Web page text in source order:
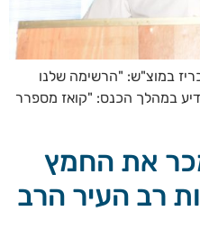
במוצ"ש: "הרשימה שלנו
במהלך הכנס: "קואז מספרר
את החמץ
רב העיר הרב